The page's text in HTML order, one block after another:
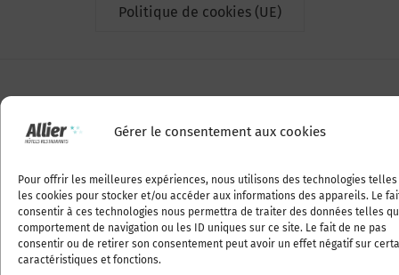
Gérer le consentement aux cookies
Pour offrir les meilleures expériences, nous utilisons des technologies telles
les cookies pour stocker et/ou accéder aux informations des appareils. Le
consentir à ces technologies nous permettra de traiter des données telles
comportement de navigation ou les ID uniques sur ce site. Le fait de ne pas
consentir ou de retirer son consentement peut avoir un effet négatif sur
caractéristiques et fonctions.
Politique de cookies (UE)